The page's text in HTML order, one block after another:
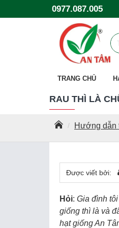
0977.087.005
TRANG CHỦ
Hướng dẫn
RAU THÌ LÀ
Được viết bởi:
Hỏi: Gia đình
giống thì là và
hạt giống An